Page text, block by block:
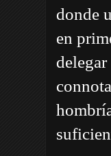
donde
en